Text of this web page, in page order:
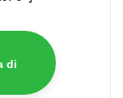
di